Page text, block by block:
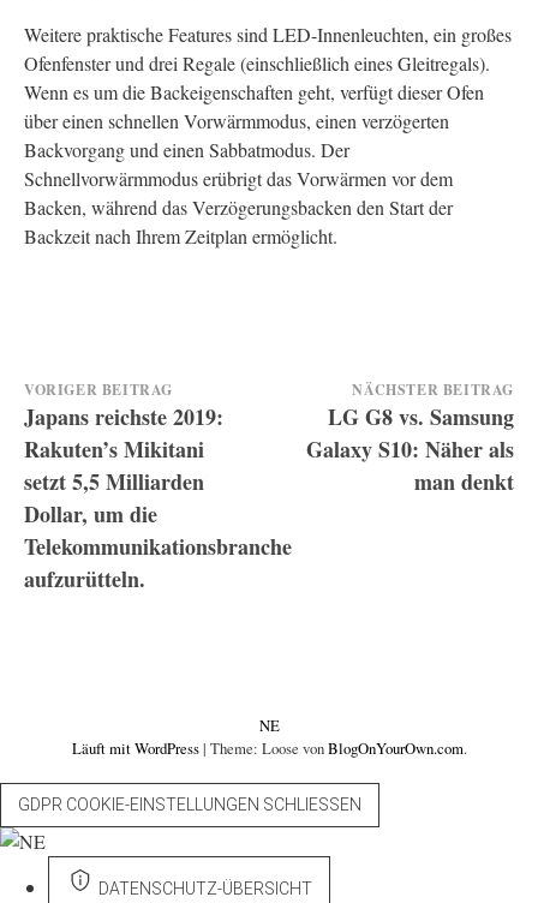
Weitere praktische Features sind LED-Innenleuchten, ein großes
Ofenfenster und drei Regale (einschließlich eines Gleitregals).
Wenn es um die Backeigenschaften geht, verfügt dieser Ofen
über einen schnellen Vorwärmmodus, einen verzögerten
Backvorgang und einen Sabbatmodus. Der
Schnellvorwärmmodus erübrigt das Vorwärmen vor dem
Backen, während das Verzögerungsbacken den Start der
Backzeit nach Ihrem Zeitplan ermöglicht.
Beitrags-
Navigation
VORIGER BEITRAG
Japans reichste 2019:
Rakuten’s Mikitani
setzt 5,5 Milliarden
Dollar, um die
Telekommunikationsbranche
aufzurütteln.
NÄCHSTER BEITRAG
LG G8 vs. Samsung
Galaxy S10: Näher als
man denkt
NE
Läuft mit WordPress| Theme: Loose vonBlogOnYourOwn.com.
GDPR COOKIE-EINSTELLUNGEN SCHLIESSEN
DATENSCHUTZ-ÜBERSICHT